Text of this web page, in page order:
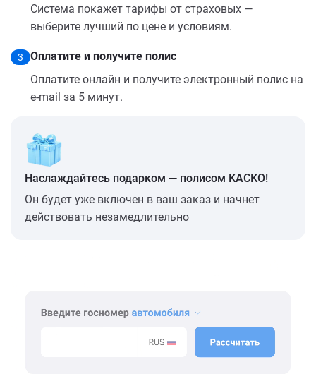
Система покажет тарифы от страховых —
выберите лучший по цене и условиям.
3
Оплатите и получите полис
Оплатите онлайн и получите электронный полис на
e-mail за 5 минут.
Наслаждайтесь подарком — полисом КАСКО!
Он будет уже включен в ваш заказ и начнет
действовать незамедлительно